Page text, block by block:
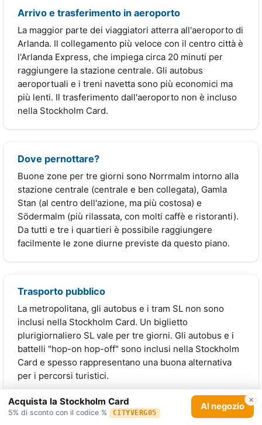
Arrivo e trasferimento in aeroporto
La maggior parte dei viaggiatori atterra all'aeroporto di
Arlanda. Il collegamento più veloce con il centro città è
l'Arlanda Express, che impiega circa 20 minuti per
raggiungere la stazione centrale. Gli autobus
aeroportuali e i treni navetta sono più economici ma
più lenti. Il trasferimento dall'aeroporto non è incluso
nella Stockholm Card.
Dove pernottare?
Buone zone per tre giorni sono Norrmalm intorno alla
stazione centrale (centrale e ben collegata), Gamla
Stan (al centro dell'azione, ma più costosa) e
Södermalm (più rilassata, con molti caffè e ristoranti).
Da tutti e tre i quartieri è possibile raggiungere
facilmente le zone diurne previste da questo piano.
Trasporto pubblico
La metropolitana, gli autobus e i tram SL non sono
inclusi nella Stockholm Card. Un biglietto
plurigiornaliero SL vale per tre giorni. Gli autobus e i
battelli "hop-on hop-off" sono inclusi nella Stockholm
Card e spesso rappresentano una buona alternativa
per i percorsi turistici.
×
Acquista la Stockholm Card
5% di sconto con il codice % CITYVERG05
Al negozio